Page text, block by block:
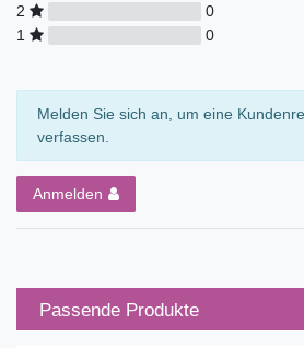
2
0
1
0
Melden Sie sich an, um eine
verfassen.
Anmelden
Passende Produkte